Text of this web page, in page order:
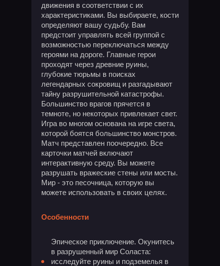
движения в соответствии с их
характеристиками. Вы выбираете, кости
определяют вашу судьбу. Вам
предстоит управлять всей группой с
возможностью переключаться между
героями на дороге. Главные герои
проходят через древние руины,
глубокие тюрьмы в поисках
легендарных сокровищ и разгадывают
тайну разрушительной катастрофы.
Большинство врагов прячется в
темноте, но некоторых привлекает свет.
Игра во многом основана на игре света,
которой боятся большинство монстров.
Матч представлен поочередно. Все
карточки матчей включают
интерактивную среду. Вы можете
разрушать вражеские стены или мосты.
Мир - это песочница, которую вы
можете использовать в своих целях.
Особенности
Эпическое приключение. Окунитесь
в разрушенный мир Соласта:
исследуйте руины и подземелья в